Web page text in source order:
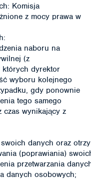
Komisja
z mocy prawa w
naboru na
(z
których dyrektor
wyboru kolejnego
gdy ponownie
tego samego
czas wynikający z
danych oraz
(poprawiania)
przetwarzania
danych osobowych;